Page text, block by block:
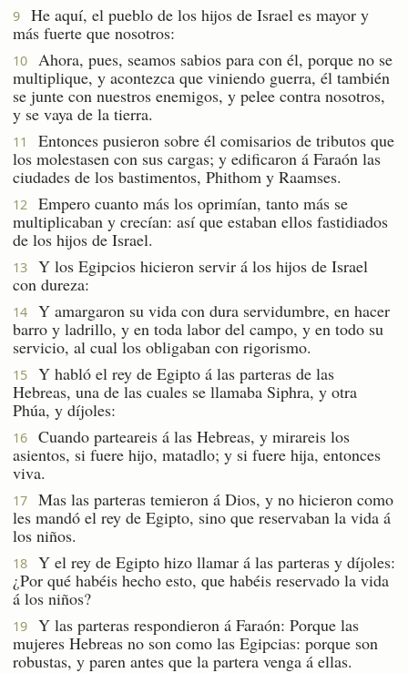
9
He aquí, el pueblo de los hijos de Israel es mayor y
más fuerte que nosotros:
10
Ahora, pues, seamos sabios para con él, porque no se
multiplique, y acontezca que viniendo guerra, él también
se junte con nuestros enemigos, y pelee contra nosotros,
y se vaya de la tierra.
11
Entonces pusieron sobre él comisarios de tributos que
los molestasen con sus cargas; y edificaron á Faraón las
ciudades de los bastimentos, Phithom y Raamses.
12
Empero cuanto más los oprimían, tanto más se
multiplicaban y crecían: así que estaban ellos fastidiados
de los hijos de Israel.
13
Y los Egipcios hicieron servir á los hijos de Israel
con dureza:
14
Y amargaron su vida con dura servidumbre, en hacer
barro y ladrillo, y en toda labor del campo, y en todo su
servicio, al cual los obligaban con rigorismo.
15
Y habló el rey de Egipto á las parteras de las
Hebreas, una de las cuales se llamaba Siphra, y otra
Phúa, y díjoles:
16
Cuando parteareis á las Hebreas, y mirareis los
asientos, si fuere hijo, matadlo; y si fuere hija, entonces
viva.
17
Mas las parteras temieron á Dios, y no hicieron como
les mandó el rey de Egipto, sino que reservaban la vida á
los niños.
18
Y el rey de Egipto hizo llamar á las parteras y díjoles:
¿Por qué habéis hecho esto, que habéis reservado la vida
á los niños?
19
Y las parteras respondieron á Faraón: Porque las
mujeres Hebreas no son como las Egipcias: porque son
robustas, y paren antes que la partera venga á ellas.